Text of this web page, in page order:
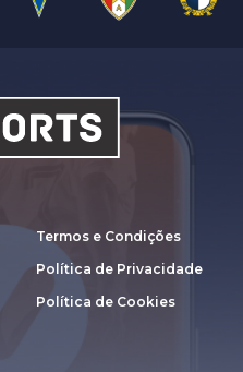
Termos e Condições
Política de Privacidade
Política de Cookies